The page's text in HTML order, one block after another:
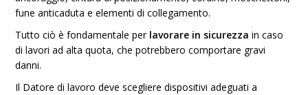
fune anticaduta e elementi di collegamento.
Tutto ciò è fondamentale per lavorare in sicurezza in caso
di lavori ad alta quota, che potrebbero comportare gravi
danni.
Il Datore di lavoro deve scegliere dispositivi adeguati a